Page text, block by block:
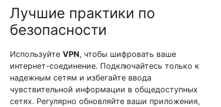
Лучшие практики по
безопасности
Используйте VPN, чтобы шифровать ваше
интернет-соединение. Подключайтесь только к
надежным сетям и избегайте ввода
чувствительной информации в общедоступных
сетях. Регулярно обновляйте ваши приложения,